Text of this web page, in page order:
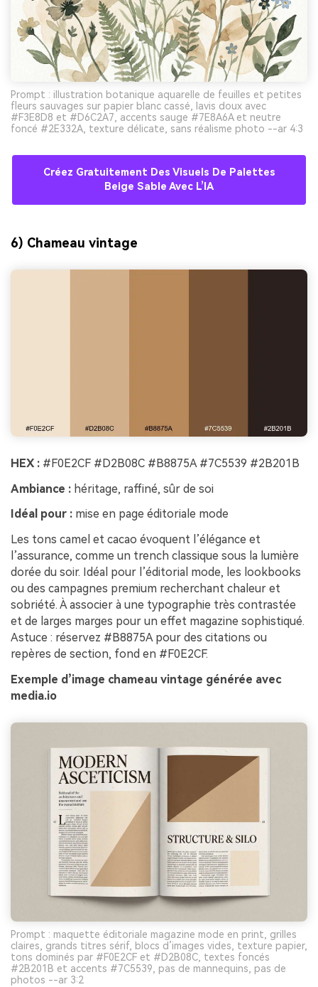
Prompt : illustration botanique aquarelle de feuilles et petites
fleurs sauvages sur papier blanc cassé, lavis doux avec
#F3E8D8 et #D6C2A7, accents sauge #7E8A6A et neutre
foncé #2E332A, texture délicate, sans réalisme photo --ar 4:3
Créez Gratuitement Des Visuels De Palettes
Beige Sable Avec L’IA
6) Chameau vintage
HEX : #F0E2CF #D2B08C #B8875A #7C5539 #2B201B
Ambiance : héritage, raffiné, sûr de soi
Idéal pour : mise en page éditoriale mode
Les tons camel et cacao évoquent l’élégance et
l’assurance, comme un trench classique sous la lumière
dorée du soir. Idéal pour l’éditorial mode, les lookbooks
ou des campagnes premium recherchant chaleur et
sobriété. À associer à une typographie très contrastée
et de larges marges pour un effet magazine sophistiqué.
Astuce : réservez #B8875A pour des citations ou
repères de section, fond en #F0E2CF.
Exemple d’image chameau vintage générée avec
media.io
Prompt : maquette éditoriale magazine mode en print, grilles
claires, grands titres sérif, blocs d’images vides, texture papier,
tons dominés par #F0E2CF et #D2B08C, textes foncés
#2B201B et accents #7C5539, pas de mannequins, pas de
photos --ar 3:2